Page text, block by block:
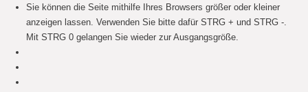
Sie können die Seite mithilfe Ihres Browsers größer oder kleiner
anzeigen lassen. Verwenden Sie bitte dafür STRG + und STRG -.
Mit STRG 0 gelangen Sie wieder zur Ausgangsgröße.